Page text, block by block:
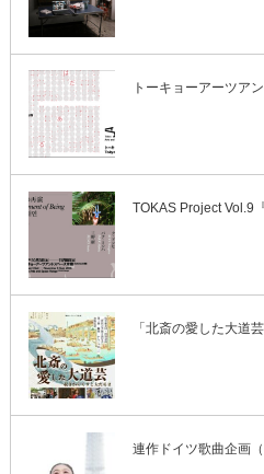
トーキョーアーツア
TOKAS Project Vol.9
「北斎の愛した大
連作ドイツ歌曲企画